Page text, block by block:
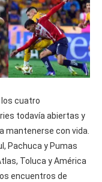
los cuatro
todavía abiertas y
mantenerse con vida.
Pachuca y Pumas
Toluca y América
encuentros de